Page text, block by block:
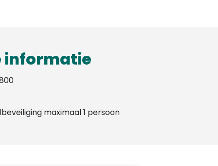
informatie
maximaal 1 persoon